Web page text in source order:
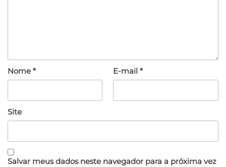
Nome * E-mail *
Site
Salvar meus dados neste navegador para a próxima vez